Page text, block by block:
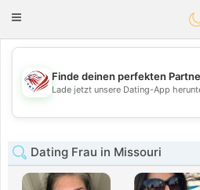
Toggle
💖
💕
Finde deinen perfekten
Lade jetzt unsere Dating-App
Dating Frau in Missouri